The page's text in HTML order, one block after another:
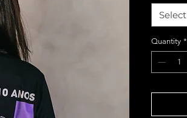
Select
Quantity *